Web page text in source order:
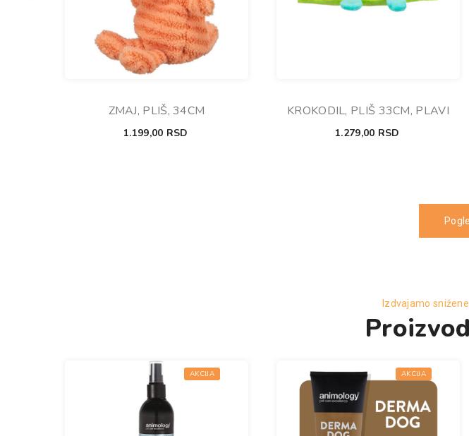
ZMAJ, PLIŠ, 34CM
1.199,00 RSD
KROKODIL, PLIŠ 33CM, PLAVI
1.279,00 RSD
Izdvajamo
AKCIJA AKCIJA